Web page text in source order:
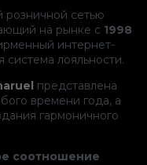
розничной сетью
на рынке с 1998
интернет-
система лояльности.
представлена
времени года, а
гармоничного
соотношение